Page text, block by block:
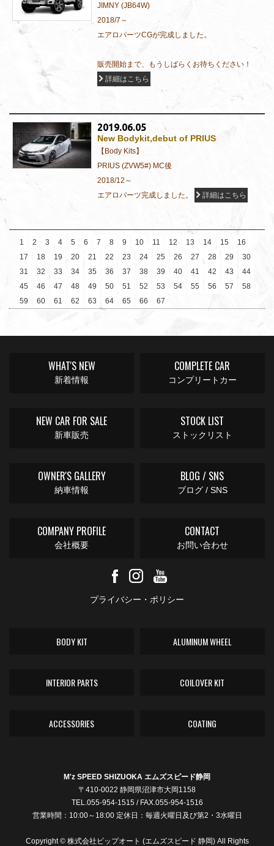
JIMNY (JB64W)
2018/7～
エアロパーツCGが完成しました。
販売開始まで、もうしばらくお待ちください！
詳細はこちら
2019.06.05
New Bodykit,debut of PRIUS
【Body Kits】
PRIUS (ZVW5#) MC後
2018/12～
エアロパーツ完成しました。
詳細はこちら
1 2 3 4 5 6 7 8 9 10 11 12 13 14 15
16
17
18 19 20 21 22 23 24 25 26 27 28 29
30
31
32 33 34 35 36 37 38 39 40 41 42 43
44
45
46 47 48 49 50 51 52 53 54 55 56 57
58
59
60 61 62 63 64 65 66 67
WHAT'S NEW
新着情報
COMPLETE CAR
コンプリートカー
NEW CAR FOR SALE
新車販売
STOCK LIST
ストックリスト
OWNER'S GALLERY
納車情報
BLOG / SNS
ブログ / SNS
COMPANY PROFILE
会社概要
CONTACT
お問い合わせ
プライバシー・ポリシー
BODY KIT ALUMINUM WHEEL
INTERIOR PARTS COILOVER KIT
ACCESSORIES COATING
M'z SPEED SHIZUOKA エムズスピード静岡
〒410-0022 静岡県沼津市大岡1158
TEL.055-954-1515 / FAX.055-954-1516
営業時間：10:00～18:00 定休日：毎週火曜日及び第2・3水曜日
Copyright © 株式会社ビップオート (エムズスピード 静岡) All Rights